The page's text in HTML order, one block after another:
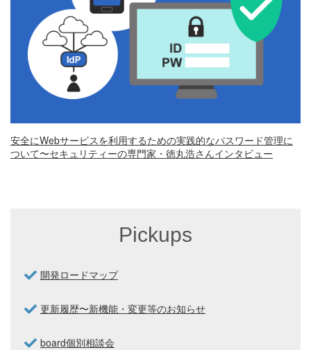
安全にWebサービスを利用するための実践的なパスワード管理に
ついて〜セキュリティーの専門家・徳丸浩さんインタビュー
Pickups
開発ロードマップ
更新履歴〜新機能・変更等のお知らせ
board個別相談会